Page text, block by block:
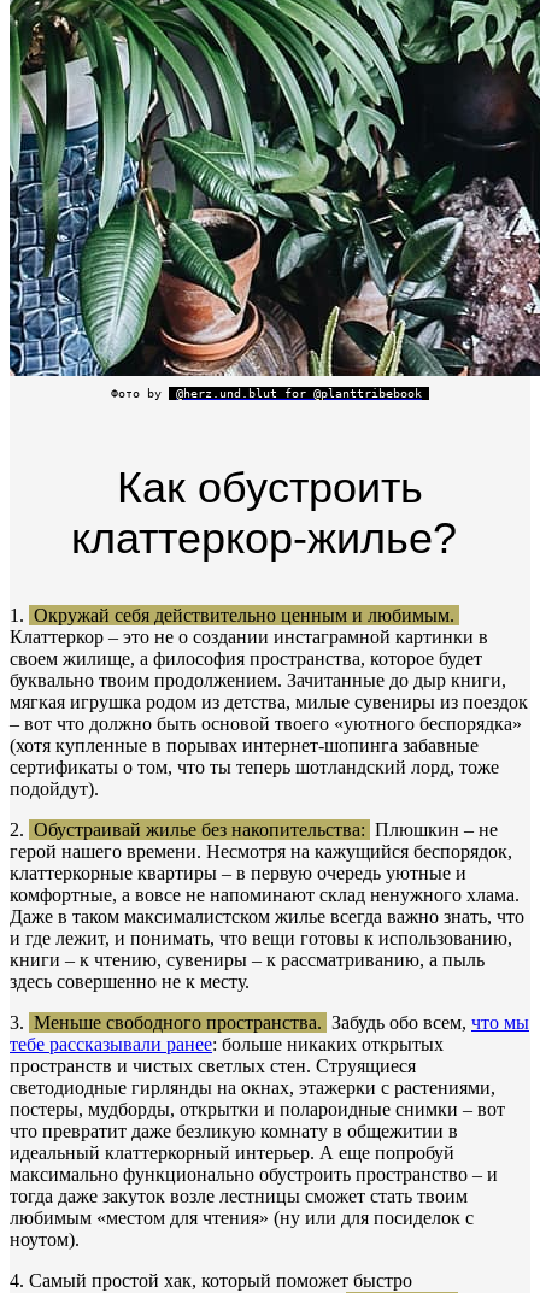
Фото by @herz.und.blut for @planttribebook
Как обустроить
клаттеркор-жилье?
1. Окружай себя действительно ценным и любимым.
Клаттеркор – это не о создании инстаграмной картинки в
своем жилище, а философия пространства, которое будет
буквально твоим продолжением. Зачитанные до дыр книги,
мягкая игрушка родом из детства, милые сувениры из поездок
– вот что должно быть основой твоего «уютного беспорядка»
(хотя купленные в порывах интернет-шопинга забавные
сертификаты о том, что ты теперь шотландский лорд, тоже
подойдут).
2. Обустраивай жилье без накопительства: Плюшкин – не
герой нашего времени. Несмотря на кажущийся беспорядок,
клаттеркорные квартиры – в первую очередь уютные и
комфортные, а вовсе не напоминают склад ненужного хлама.
Даже в таком максималистском жилье всегда важно знать, что
и где лежит, и понимать, что вещи готовы к использованию,
книги – к чтению, сувениры – к рассматриванию, а пыль
здесь совершенно не к месту.
3. Меньше свободного пространства. Забудь обо всем, что мы
тебе рассказывали ранее: больше никаких открытых
пространств и чистых светлых стен. Струящиеся
светодиодные гирлянды на окнах, этажерки с растениями,
постеры, мудборды, открытки и полароидные снимки – вот
что превратит даже безликую комнату в общежитии в
идеальный клаттеркорный интерьер. А еще попробуй
максимально функционально обустроить пространство – и
тогда даже закуток возле лестницы сможет стать твоим
любимым «местом для чтения» (ну или для посиделок с
ноутом).
4. Самый простой хак, который поможет быстро